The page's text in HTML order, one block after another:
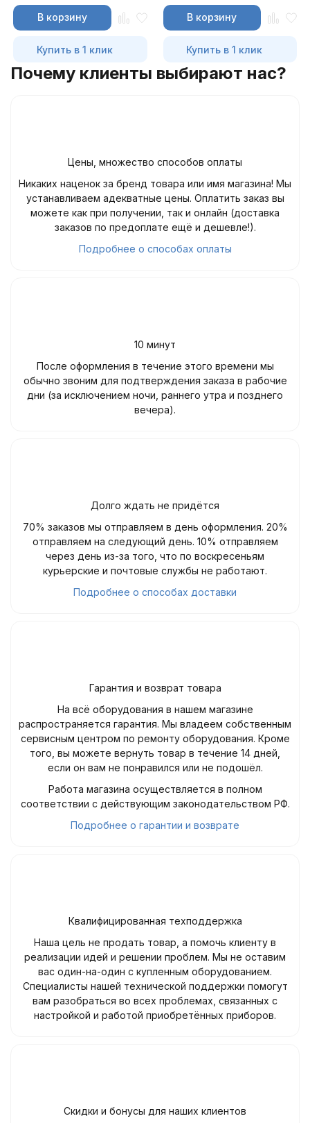
В корзину
Купить в 1 клик
В корзину
Купить в 1 клик
Почему клиенты выбирают нас?
Цены, множество способов оплаты
Никаких наценок за бренд товара или имя магазина! Мы
устанавливаем адекватные цены. Оплатить заказ вы
можете как при получении, так и онлайн (доставка
заказов по предоплате ещё и дешевле!).
Подробнее о способах оплаты
10 минут
После оформления в течение этого времени мы
обычно звоним для подтверждения заказа в рабочие
дни (за исключением ночи, раннего утра и позднего
вечера).
Долго ждать не придётся
70% заказов мы отправляем в день оформления. 20%
отправляем на следующий день. 10% отправляем
через день из-за того, что по воскресеньям
курьерские и почтовые службы не работают.
Подробнее о способах доставки
Гарантия и возврат товара
На всё оборудования в нашем магазине
распространяется гарантия. Мы владеем собственным
сервисным центром по ремонту оборудования. Кроме
того, вы можете вернуть товар в течение 14 дней,
если он вам не понравился или не подошёл.
Работа магазина осуществляется в полном
соответствии с действующим законодательством РФ.
Подробнее о гарантии и возврате
Квалифицированная техподдержка
Наша цель не продать товар, а помочь клиенту в
реализации идей и решении проблем. Мы не оставим
вас один-на-один с купленным оборудованием.
Специалисты нашей технической поддержки помогут
вам разобраться во всех проблемах, связанных с
настройкой и работой приобретённых приборов.
Скидки и бонусы для наших клиентов